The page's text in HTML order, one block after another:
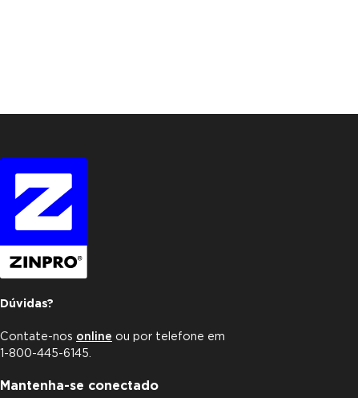
Dúvidas?
Contate-nos online ou por telefone em
1-800-445-6145.
Mantenha-se conectado